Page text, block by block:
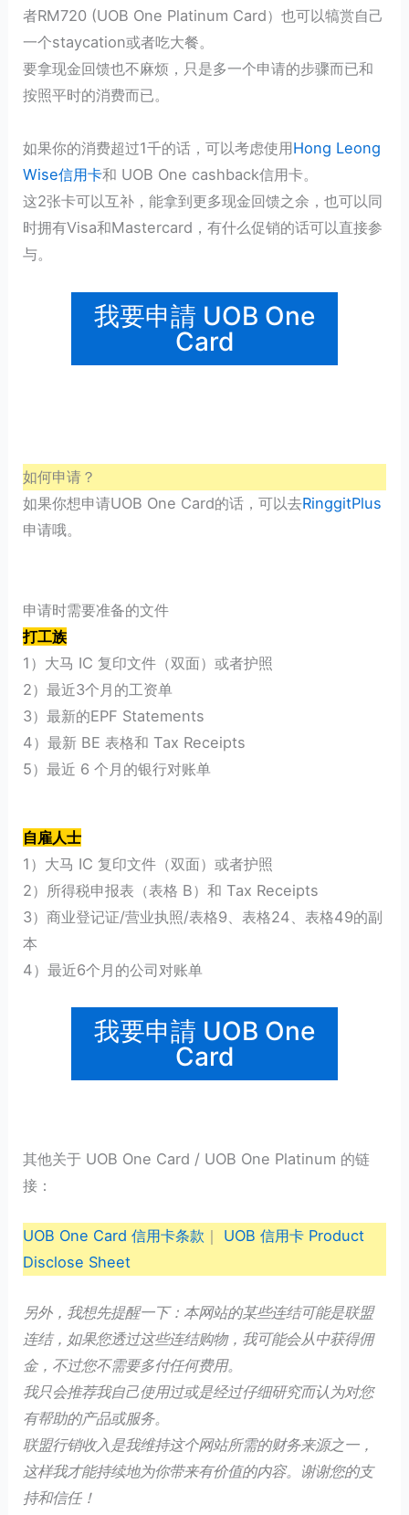
者RM720 (UOB One Platinum Card）也可以犒赏自己
一个staycation或者吃大餐。
要拿现金回馈也不麻烦，只是多一个申请的步骤而已和
按照平时的消费而已。
如果你的消费超过1千的话，可以考虑使用Hong Leong
Wise信用卡和 UOB One cashback信用卡。
这2张卡可以互补，能拿到更多现金回馈之余，也可以同
时拥有Visa和Mastercard，有什么促销的话可以直接参
与。
我要申請 UOB One
Card
如何申请？
如果你想申请UOB One Card的话，可以去RinggitPlus
申请哦。
申请时需要准备的文件
打工族
1）大马 IC 复印文件（双面）或者护照
2）最近3个月的工资单
3）最新的EPF Statements
4）最新 BE 表格和 Tax Receipts
5）最近 6 个月的银行对账单
自雇人士
1）大马 IC 复印文件（双面）或者护照
2）所得税申报表（表格 B）和 Tax Receipts
3）商业登记证/营业执照/表格9、表格24、表格49的副
本
4）最近6个月的公司对账单
我要申請 UOB One
Card
其他关于 UOB One Card / UOB One Platinum 的链
接：
UOB One Card 信用卡条款 ｜ UOB 信用卡 Product
Disclose Sheet
另外，我想先提醒一下：本网站的某些连结可能是联盟
连结，如果您透过这些连结购物，我可能会从中获得佣
金，不过您不需要多付任何费用。
我只会推荐我自己使用过或是经过仔细研究而认为对您
有帮助的产品或服务。
联盟行销收入是我维持这个网站所需的财务来源之一，
这样我才能持续地为你带来有价值的内容。谢谢您的支
持和信任！